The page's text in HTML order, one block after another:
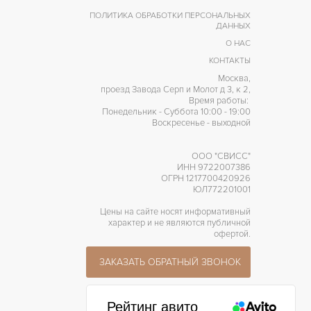
ПОЛИТИКА ОБРАБОТКИ ПЕРСОНАЛЬНЫХ
ДАННЫХ
О НАС
КОНТАКТЫ
Москва,
проезд Завода Серп и Молот д 3, к 2,
Время работы:
Понедельник - Суббота 10:00 - 19:00
Воскресенье - выходной
ООО "СВИСС"
ИНН 9722007386
ОГРН 1217700420926
ЮЛ772201001
Цены на сайте носят информативный
характер и не являются публичной
офертой.
ЗАКАЗАТЬ ОБРАТНЫЙ ЗВОНОК
Рейтинг авито